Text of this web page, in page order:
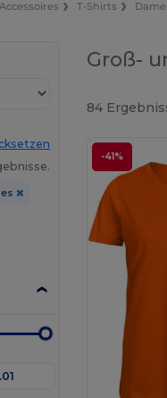
T-Shirts
Groß-
84
-41%